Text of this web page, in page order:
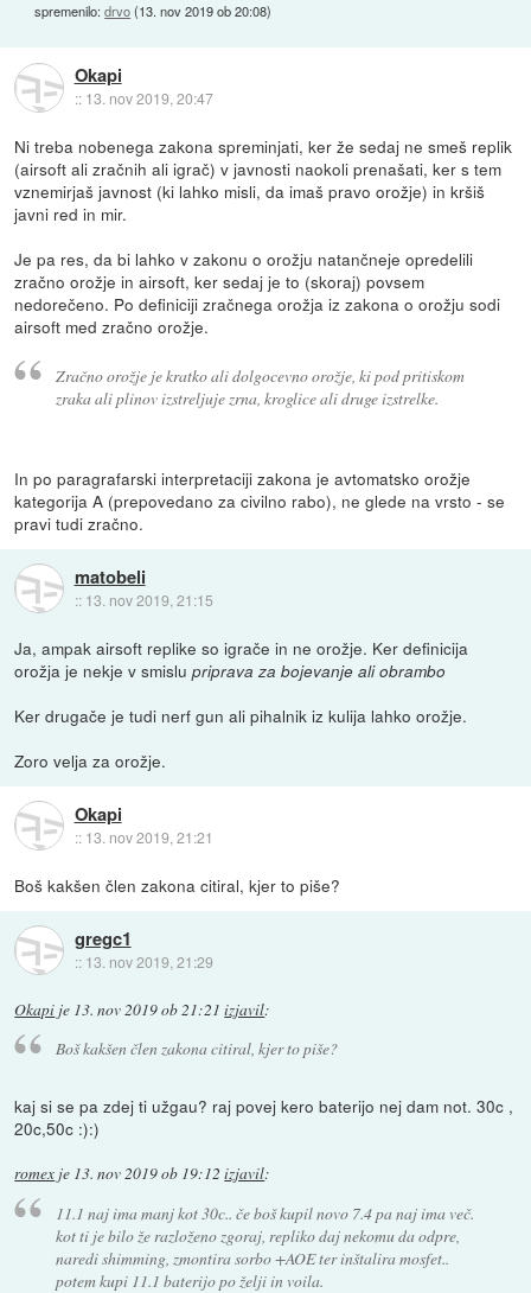
spremenilo:drvo(13. nov 2019 ob 20:08)
Okapi
:: 13. nov 2019, 20:47
Ni treba nobenega zakona spreminjati, ker že sedaj ne smeš replik
(airsoft ali zračnih ali igrač) v javnosti naokoli prenašati, ker s tem
vznemirjaš javnost (ki lahko misli, da imaš pravo orožje) in kršiš
javni red in mir.
Je pa res, da bi lahko v zakonu o orožju natančneje opredelili
zračno orožje in airsoft, ker sedaj je to (skoraj) povsem
nedorečeno. Po definiciji zračnega orožja iz zakona o orožju sodi
airsoft med zračno orožje.
Zračno orožje je kratko ali dolgocevno orožje, ki pod pritiskom
zraka ali plinov izstreljuje zrna, kroglice ali druge izstrelke.
In po paragrafarski interpretaciji zakona je avtomatsko orožje
kategorija A (prepovedano za civilno rabo), ne glede na vrsto - se
pravi tudi zračno.
matobeli
:: 13. nov 2019, 21:15
Ja, ampak airsoft replike so igrače in ne orožje. Ker definicija
orožja je nekje v smislupriprava za bojevanje ali obrambo
Ker drugače je tudi nerf gun ali pihalnik iz kulija lahko orožje.
Zoro velja za orožje.
Okapi
:: 13. nov 2019, 21:21
Boš kakšen člen zakona citiral, kjer to piše?
gregc1
:: 13. nov 2019, 21:29
Okapi je 13. nov 2019 ob 21:21 izjavil:
Boš kakšen člen zakona citiral, kjer to piše?
kaj si se pa zdej ti užgau? raj povej kero baterijo nej dam not. 30c ,
20c,50c :):)
romex je 13. nov 2019 ob 19:12 izjavil:
11.1 naj ima manj kot 30c.. če boš kupil novo 7.4 pa naj ima več.
kot ti je bilo že razloženo zgoraj, repliko daj nekomu da odpre,
naredi shimming, zmontira sorbo +AOE ter inštalira mosfet..
potem kupi 11.1 baterijo po želji in voila.